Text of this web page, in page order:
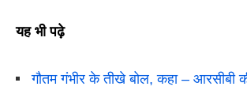
यह भी पढ़े
गौतम गंभीर के तीखे बोल, कहा – आरसीबी